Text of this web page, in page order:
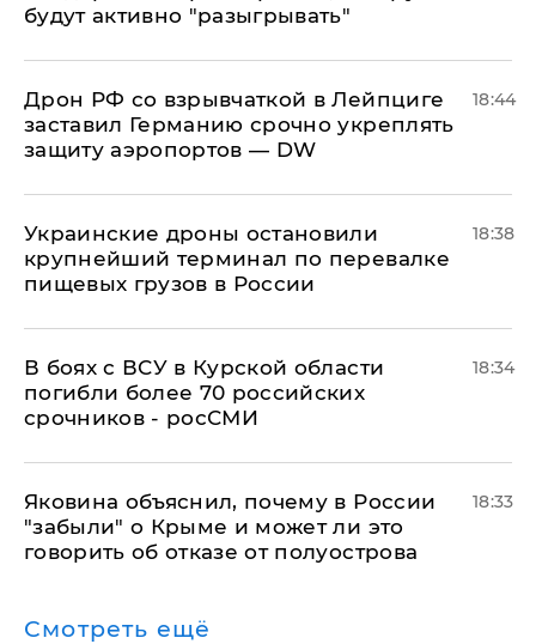
будут активно "разыгрывать"
​Дрон РФ со взрывчаткой в Лейпциге
заставил Германию срочно укреплять
защиту аэропортов — DW
18:44
Украинские дроны остановили
крупнейший терминал по перевалке
пищевых грузов в России
18:38
В боях с ВСУ в Курской области
погибли более 70 российских
срочников - росСМИ
18:34
Яковина объяснил, почему в России
"забыли" о Крыме и может ли это
говорить об отказе от полуострова
18:33
Смотреть ещё